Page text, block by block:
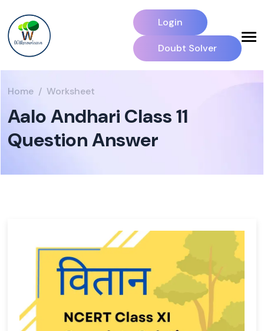
Login
Doubt Solver
Home Worksheet
Aalo Andhari Class 11
Question Answer